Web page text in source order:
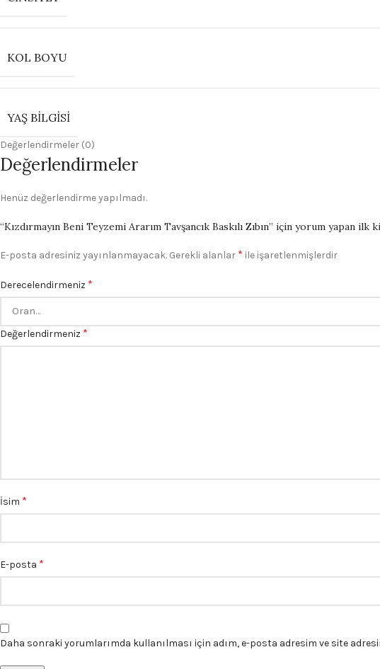
KOL BOYU
YAŞ BILGISI
Değerlendirmeler (0)
Değerlendirmeler
Henüz değerlendirme yapılmadı.
“Kızdırmayın Beni Teyzemi Ararım Tavşancık Baskılı Zıbın” için yorum yapan ilk
E-posta adresiniz yayınlanmayacak. Gerekli alanlar * ile işaretlenmişlerdir
Derecelendirmeniz *
Değerlendirmeniz *
İsim *
E-posta *
Daha sonraki yorumlarımda kullanılması için adım, e-posta adresim ve site